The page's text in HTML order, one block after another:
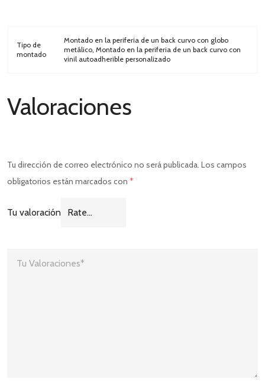
Tipo de
montado
Montado en la periferia de un back curvo con globo
metálico, Montado en la periferia de un back curvo con
vinil autoadherible personalizado
Valoraciones
Tu dirección de correo electrónico no será publicada. Los campos
obligatorios están marcados con *
Tu valoración